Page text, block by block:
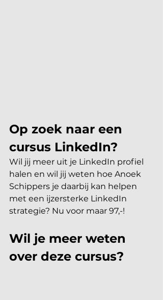
Op zoek naar een
cursus LinkedIn?
Wil jij meer uit je LinkedIn profiel
halen en wil jij weten hoe Anoek
Schippers je daarbij kan helpen
met een ijzersterke LinkedIn
strategie? Nu voor maar 97,-!
Wil je meer weten
over deze cursus?